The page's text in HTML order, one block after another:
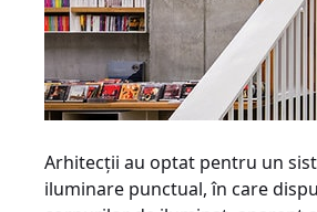
Arhitecţii au optat pentru un
iluminare punctual, în care